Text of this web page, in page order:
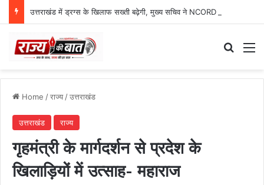
Home /राज्य/उत्तराखंड
उत्तराखंड राज्य
गृहमंत्री के मार्गदर्शन से प्रदेश के
खिलाड़ियों में उत्साह- महाराज